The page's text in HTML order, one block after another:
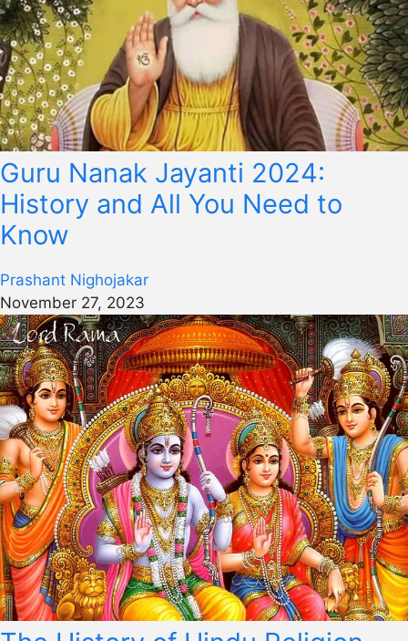
Guru Nanak Jayanti 2024:
History and All You Need to
Know
Prashant Nighojakar
November 27, 2023